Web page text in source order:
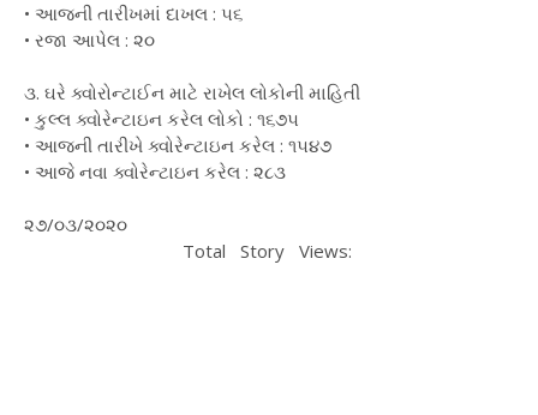
• આજની તારીખમાં દાખલ : ૫૬
• રજા આપેલ : ૨૦
૩. ઘરે ક્વોરોન્ટાઈન માટે રાખેલ લોકોની માહિતી
• કુલ્લ ક્વોરેન્ટાઇન કરેલ લોકો : ૧૬૭૫
• આજની તારીખે ક્વોરેન્ટાઇન કરેલ : ૧૫૪૭
• આજે નવા ક્વોરેન્ટાઇન કરેલ : ૨૮૩
૨૭/૦૩/૨૦૨૦
Total Story Views: